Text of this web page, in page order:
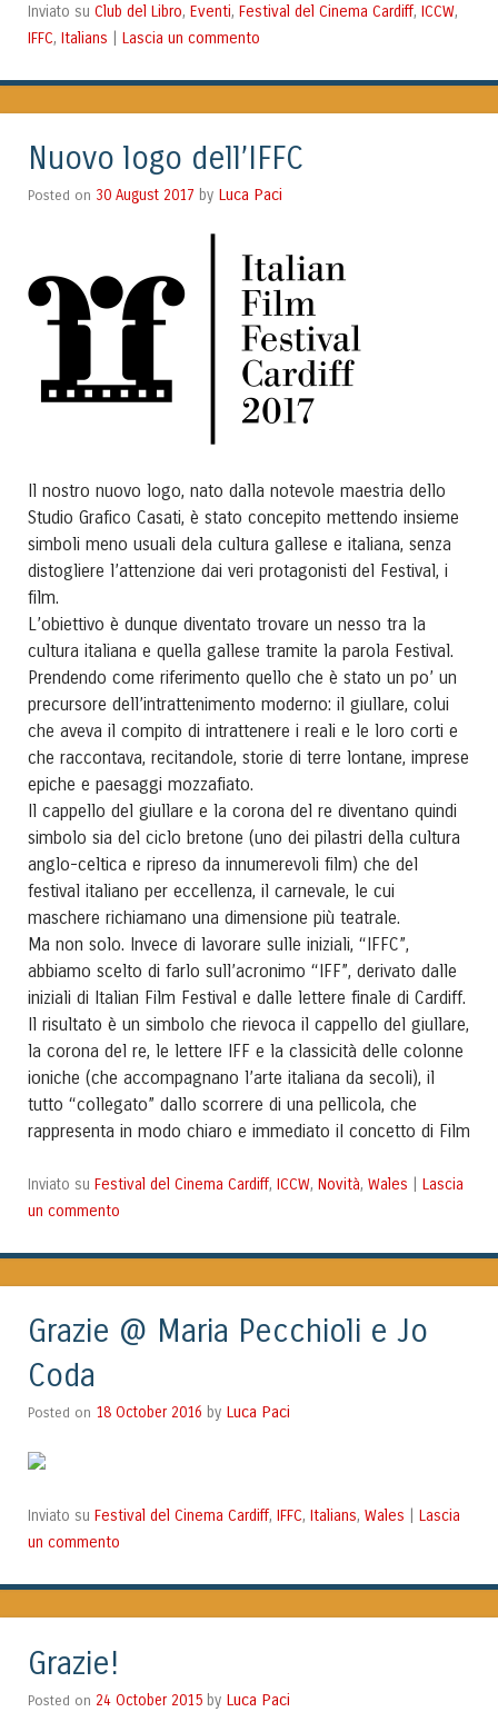
Inviato su Club del Libro, Eventi, Festival del Cinema Cardiff, ICCW,
IFFC, Italians Lascia un commento
Nuovo logo dell’IFFC
Posted on 30 August 2017 by Luca Paci
Il nostro nuovo logo, nato dalla notevole maestria dello
Studio Grafico Casati, è stato concepito mettendo insieme
simboli meno usuali dela cultura gallese e italiana, senza
distogliere l’attenzione dai veri protagonisti del Festival, i
film.
L’obiettivo è dunque diventato trovare un nesso tra la
cultura italiana e quella gallese tramite la parola Festival.
Prendendo come riferimento quello che è stato un po’ un
precursore dell’intrattenimento moderno: il giullare, colui
che aveva il compito di intrattenere i reali e le loro corti e
che raccontava, recitandole, storie di terre lontane, imprese
epiche e paesaggi mozzafiato.
Il cappello del giullare e la corona del re diventano quindi
simbolo sia del ciclo bretone (uno dei pilastri della cultura
anglo-celtica e ripreso da innumerevoli film) che del
festival italiano per eccellenza, il carnevale, le cui
maschere richiamano una dimensione più teatrale.
Ma non solo. Invece di lavorare sulle iniziali, “IFFC”,
abbiamo scelto di farlo sull’acronimo “IFF”, derivato dalle
iniziali di Italian Film Festival e dalle lettere finale di Cardiff.
Il risultato è un simbolo che rievoca il cappello del giullare,
la corona del re, le lettere IFF e la classicità delle colonne
ioniche (che accompagnano l’arte italiana da secoli), il
tutto “collegato” dallo scorrere di una pellicola, che
rappresenta in modo chiaro e immediato iI concetto di Film
Inviato su Festival del Cinema Cardiff, ICCW, Novità, Wales
Lascia
un commento
Grazie @ Maria Pecchioli e Jo
Coda
Posted on 18 October 2016 by Luca Paci
Inviato su Festival del Cinema Cardiff, IFFC, Italians, Wales
Lascia
un commento
Grazie!
Posted on 24 October 2015 by Luca Paci